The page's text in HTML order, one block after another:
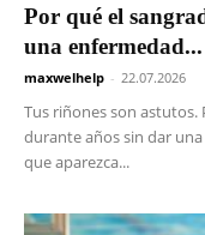
Por qué el
una enfermedad...
maxwelhelp - 22.07.2026
Tus riñones son
durante años sin dar
que aparezca...